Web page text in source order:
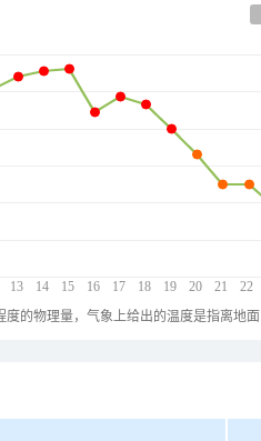
13 14 15 16 17 18 19 20 21 22
的物理量，气象上给出的温度是指离地面